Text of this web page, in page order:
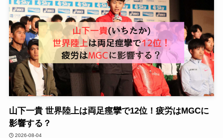
山下一貴 世界陸上は両足痙攣で12位！疲労はMGCに
影響する？
2026-08-04